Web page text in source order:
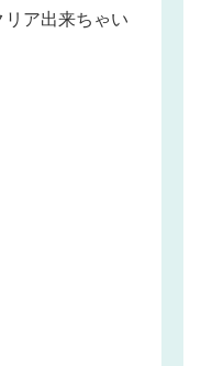
ア出来ちゃい